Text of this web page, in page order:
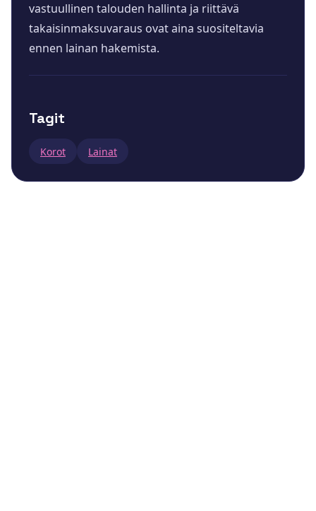
vastuullinen talouden hallinta ja riittävä
takaisinmaksuvaraus ovat aina suositeltavia
ennen lainan hakemista.
Tagit
Korot Lainat